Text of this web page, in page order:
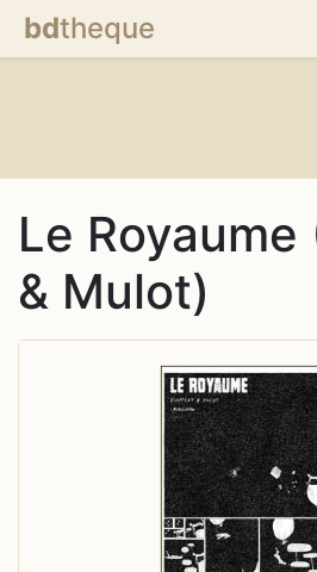
bdtheque
Le
& Mulot)